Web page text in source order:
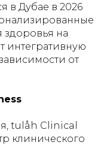
в Дубае в 2026
на
интегративную
от
tulåh Clinical
клинического